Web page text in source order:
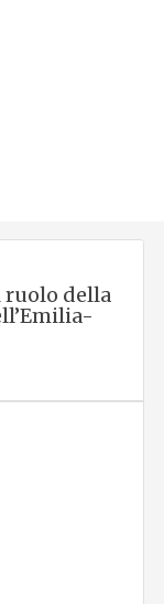
della